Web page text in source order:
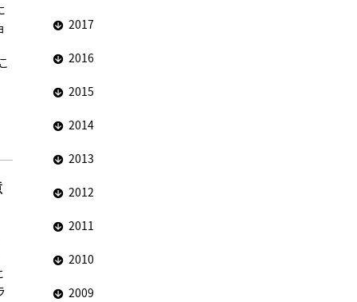
2017
2016
2015
2014
2013
2012
2011
2010
2009